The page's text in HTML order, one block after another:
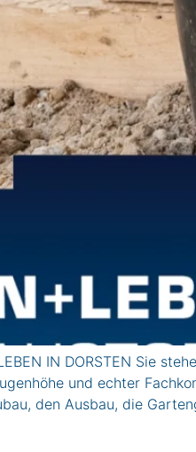
IN DORSTEN Sie
und echter
den Ausbau, die